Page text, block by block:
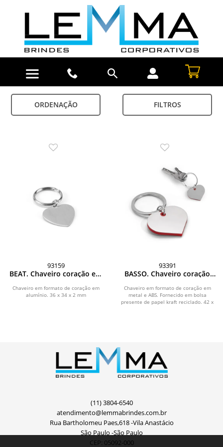
ORDENAÇÃO FILTROS
93159
BEAT. Chaveiro coração em
Chaveiro em formato de coração em
alumínio. 36 x 34 x 2 mm
93391
BASSO. Chaveiro coração
Chaveiro em formato de coração em
metal e ABS. Fornecido em bolsa
presente de papel kraft reciclado. 42 x
(11) 3804-6540
atendimento@lemmabrindes.com.br
Rua Bartholomeu Paes,618 -Vila Anastácio
São Paulo -São Paulo
CEP: 05092-000